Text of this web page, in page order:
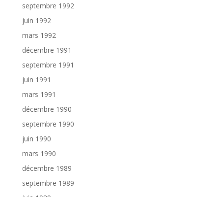
septembre 1992
juin 1992
mars 1992
décembre 1991
septembre 1991
juin 1991
mars 1991
décembre 1990
septembre 1990
juin 1990
mars 1990
décembre 1989
septembre 1989